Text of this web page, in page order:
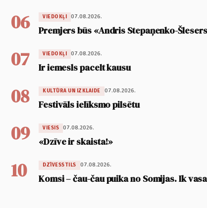
06 VIEDOKĻI 07.08.2026.
Premjers būs «Andris Stepaņenko-
07 VIEDOKĻI 07.08.2026.
Ir iemesls pacelt kausu
08 KULTŪRA UN IZKLAIDE 07.08.2026.
Festivāls ielīksmo pilsētu
09 VIESIS 07.08.2026.
«Dzīve ir skaista!»
10 DZĪVESSTILS 07.08.2026.
Komsi – čau-čau puika no Somijas. Ik